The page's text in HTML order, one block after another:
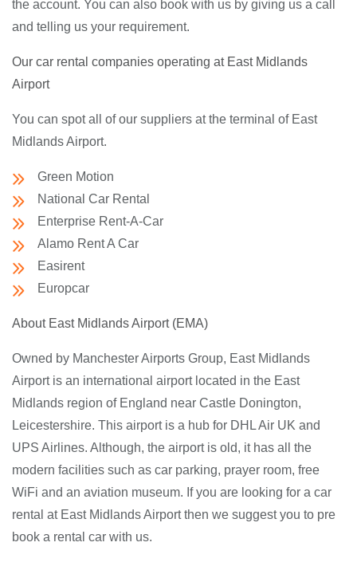
the account. You can also book with us by giving us a call
and telling us your requirement.
Our car rental companies operating at East Midlands
Airport
You can spot all of our suppliers at the terminal of East
Midlands Airport.
Green Motion
National Car Rental
Enterprise Rent-A-Car
Alamo Rent A Car
Easirent
Europcar
About East Midlands Airport (EMA)
Owned by Manchester Airports Group, East Midlands
Airport is an international airport located in the East
Midlands region of England near Castle Donington,
Leicestershire. This airport is a hub for DHL Air UK and
UPS Airlines. Although, the airport is old, it has all the
modern facilities such as car parking, prayer room, free
WiFi and an aviation museum. If you are looking for a car
rental at East Midlands Airport then we suggest you to pre
book a rental car with us.